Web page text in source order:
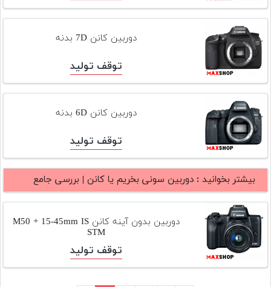
دوربین کانن 7D بدنه
توقف تولید
دوربین کانن 6D بدنه
توقف تولید
بیشتر بخوانید : دوربین سونی بخریم یا کانن | بررسی جامع
دوربین بدون آینه کانن M50 + 15-45mm IS
STM
توقف تولید